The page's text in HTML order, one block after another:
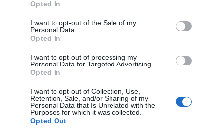
use your data for below specified purposes in below Google
consent section.
Opted In
I want to opt-out of the Sale of my
Personal Data.
Opted In
I want to opt-out of processing my
Personal Data for Targeted Advertising.
Opted In
I want to opt-out of Collection, Use,
Retention, Sale, and/or Sharing of my
Personal Data that Is Unrelated with the
Purposes for which it was collected.
Opted Out
verzió.
Volt, aki egyébként rosszmájúan azt is
megjegyezte, hogy a színésznő talán azért
volt ilyen ingerlékeny, mert megviselte
idegeit a koplalás. Spelling ugyanis miután
megszülte második gyermekét, nagyon
lefogyott, a divathéten viselt kék ruhában is
jól látszik, hogy zörögnek a csontjai.